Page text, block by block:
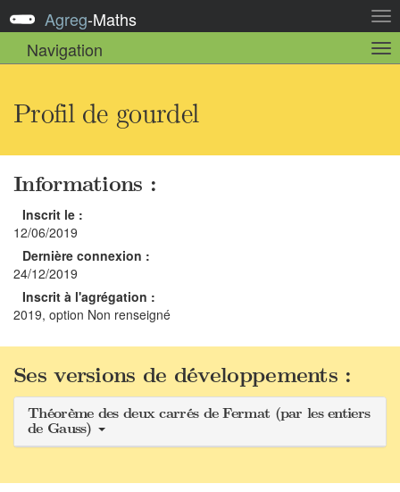
la
Agreg-Maths
Navigation
la
Profil de gourdel
Informations :
Inscrit le :
12/06/2019
Dernière connexion :
24/12/2019
Inscrit à l'agrégation :
2019, option Non renseigné
Ses versions de développements :
Théorème des deux carrés de Fermat (par les entiers
de Gauss)